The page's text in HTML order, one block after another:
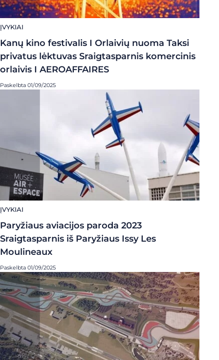
ĮVYKIAI
Kanų kino festivalis I Orlaivių nuoma Taksi
privatus lėktuvas Sraigtasparnis komercinis
orlaivis I AEROAFFAIRES
Paskelbta 01/09/2025
ĮVYKIAI
Paryžiaus aviacijos paroda 2023
Sraigtasparnis iš Paryžiaus Issy Les
Moulineaux
Paskelbta 01/09/2025